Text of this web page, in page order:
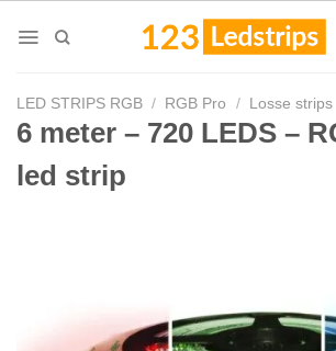
LED STRIPS RGB / RGB Pro / Losse strips
6 meter – 720 LEDS –
led strip